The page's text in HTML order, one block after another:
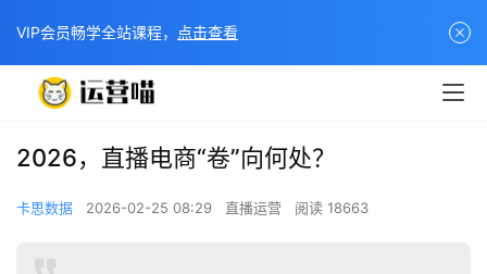
2026，直播电商“卷”向何处？
卡思数据 2026-02-25 08:29 直播运营 阅读 18663
VIP会员畅学全站课程， 点击查看